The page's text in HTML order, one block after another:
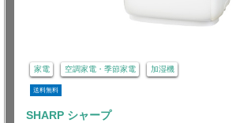
家電 空調家電・季節家電 加湿機
送料無料
SHARP シャープ